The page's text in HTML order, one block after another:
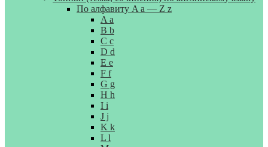
По алфавиту A a — Z z
A a
B b
C c
D d
E e
F f
G g
H h
I i
J j
K k
L l